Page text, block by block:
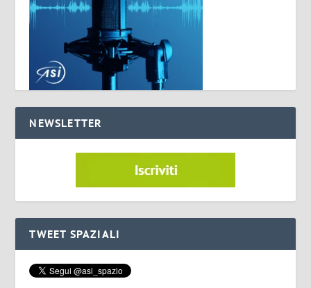
NEWSLETTER
TWEET SPAZIALI